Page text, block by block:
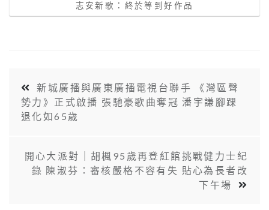
志安新歌：終於等到好作品
新城廣播與廣東廣播電視台聯手 《灣區聲
勢力》正式啟播 張馳豪歌曲奪冠 潘宇謙腳踝
退化如65歲
開心大派對｜胡楓95歲再登紅館挑戰健力士紀
錄 陳淑芬：審核嚴格不容有失 貼心為長者改
下午場